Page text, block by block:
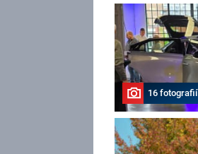
16 fotografií